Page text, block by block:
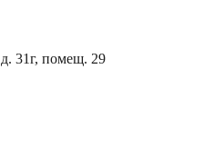
31г, помещ. 29